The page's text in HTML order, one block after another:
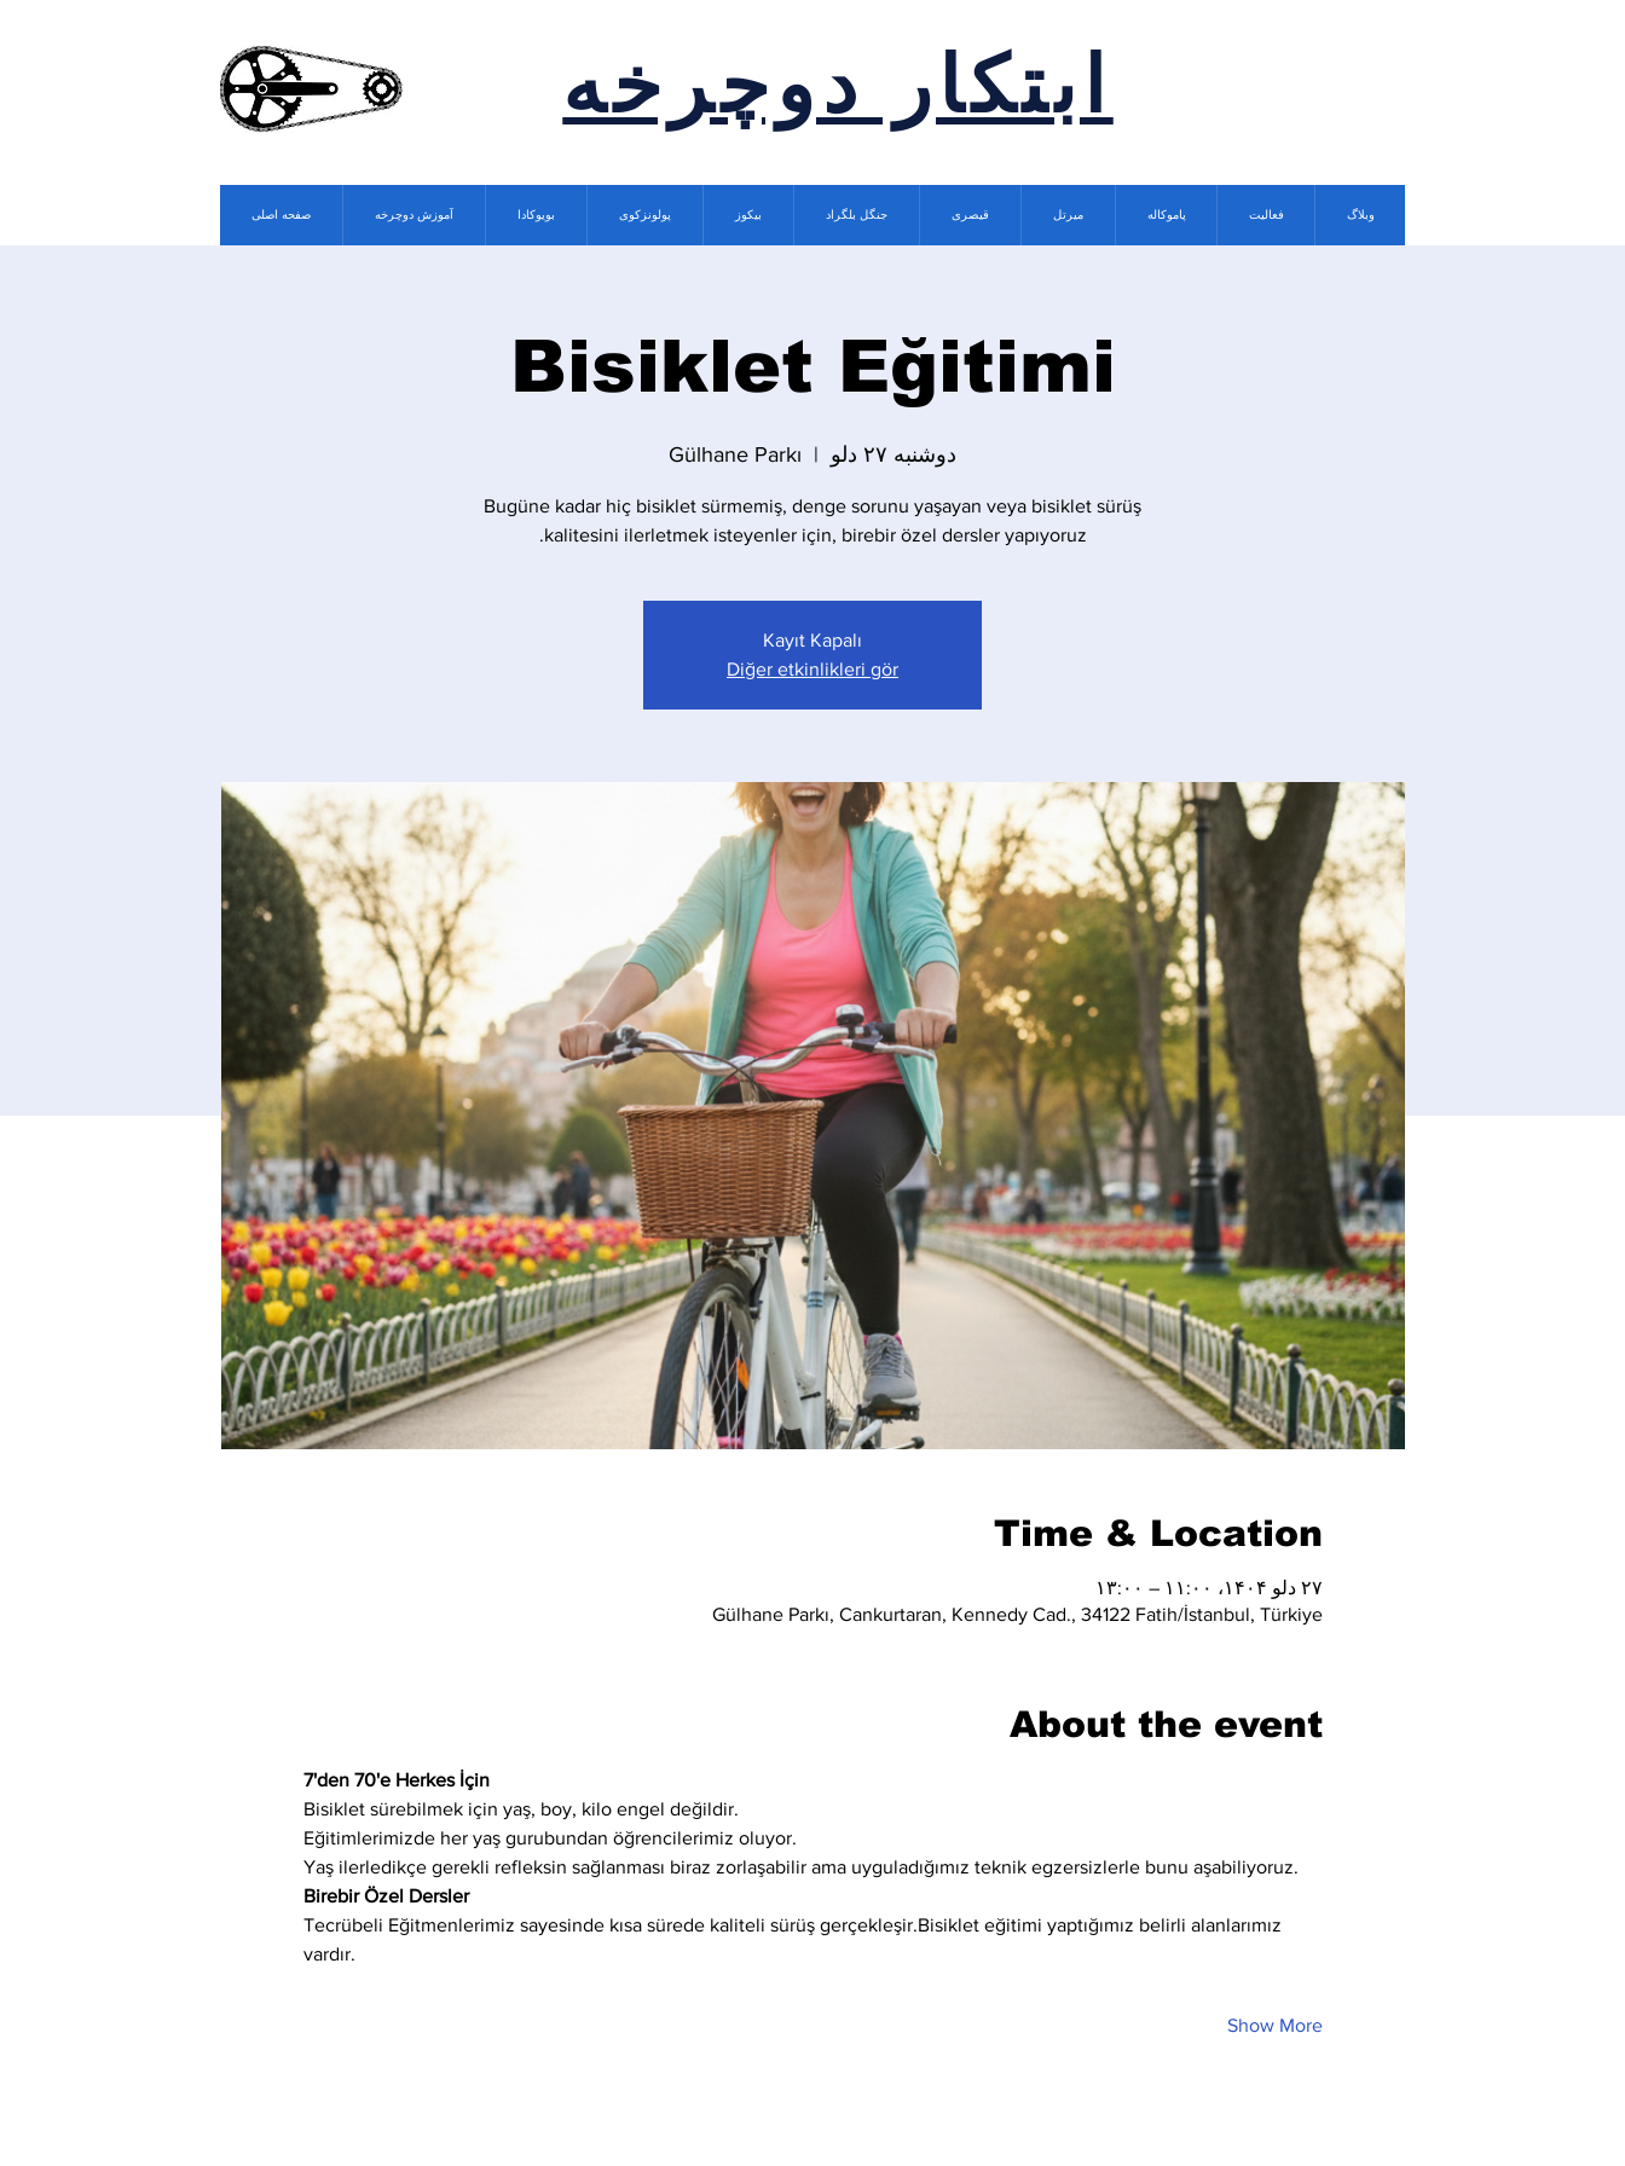
ابتکار دوچرخه
صفحه اصلی آموزش دوچرخه بویوکادا پولونزکوی بیکوز جنگل بلگراد قیصری میرتل پاموکاله فعالیت وبلاگ
Bisiklet Eğitimi
دوشنبه ۲۷ دلو
  |
Gülhane Parkı
Bugüne kadar hiç bisiklet sürmemiş, denge sorunu yaşayan veya bisiklet sürüş
kalitesini ilerletmek isteyenler için, birebir özel dersler yapıyoruz.
Kayıt Kapalı
Diğer etkinlikleri gör
Time & Location
۲۷ دلو ۱۴۰۴، ۱۱:۰۰ – ۱۳:۰۰
Gülhane Parkı, Cankurtaran, Kennedy Cad., 34122 Fatih/İstanbul, Türkiye
About the event
7'den 70'e Herkes İçin
Bisiklet sürebilmek için yaş, boy, kilo engel değildir.
Eğitimlerimizde her yaş gurubundan öğrencilerimiz oluyor.
Yaş ilerledikçe gerekli refleksin sağlanması biraz zorlaşabilir ama uyguladığımız teknik egzersizlerle bunu aşabiliyoruz.
Birebir Özel Dersler
Tecrübeli Eğitmenlerimiz sayesinde kısa sürede kaliteli sürüş gerçekleşir.Bisiklet eğitimi yaptığımız belirli alanlarımız
vardır.
Show More